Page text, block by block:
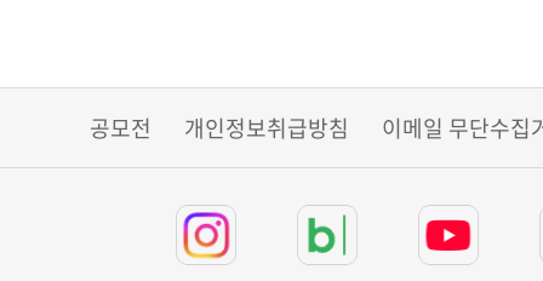
공모전 개인정보취급방침 이메일 무단수집